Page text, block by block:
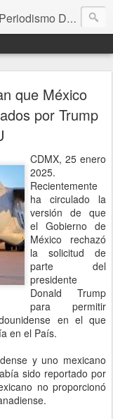
Periodismo Digital
que México
por Trump
CDMX, 25 enero
2025.
Recientemente
ha circulado la
versión de que
el Gobierno de
México rechazó
la solicitud de
parte del
presidente
Donald Trump
para permitir
en el que
en el País.
y uno mexicano
sido reportado por
no proporcionó